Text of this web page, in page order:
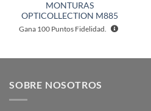
MONTURAS
OPTICOLLECTION M885
Gana 100Puntos Fidelidad.
SOBRE NOSOTROS